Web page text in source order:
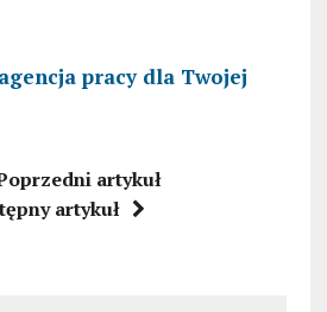
pracy dla Twojej
artykuł
artykuł